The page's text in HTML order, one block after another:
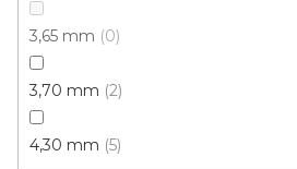
3,65 mm 0
3,70 mm 2
4,30 mm 5